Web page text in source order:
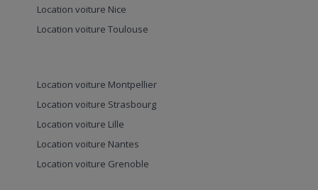
Location voiture Nice
Location voiture Toulouse
Location voiture Montpellier
Location voiture Strasbourg
Location voiture Lille
Location voiture Nantes
Location voiture Grenoble